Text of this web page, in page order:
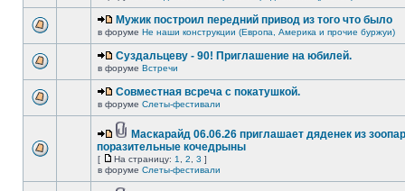
Мужик построил передний привод из того что было
в форуме Не наши конструкции (Европа, Америка и прочие буржуи)
Суздальцеву - 90! Приглашение на юбилей.
в форуме Встречи
Совместная всреча с покатушкой.
в форуме Слеты-фестивали
Маскарайд 06.06.26 приглашает дяденек из
поразительные кочедрыны
[ На страницу: 1 2 3 ]
в форуме Слеты-фестивали